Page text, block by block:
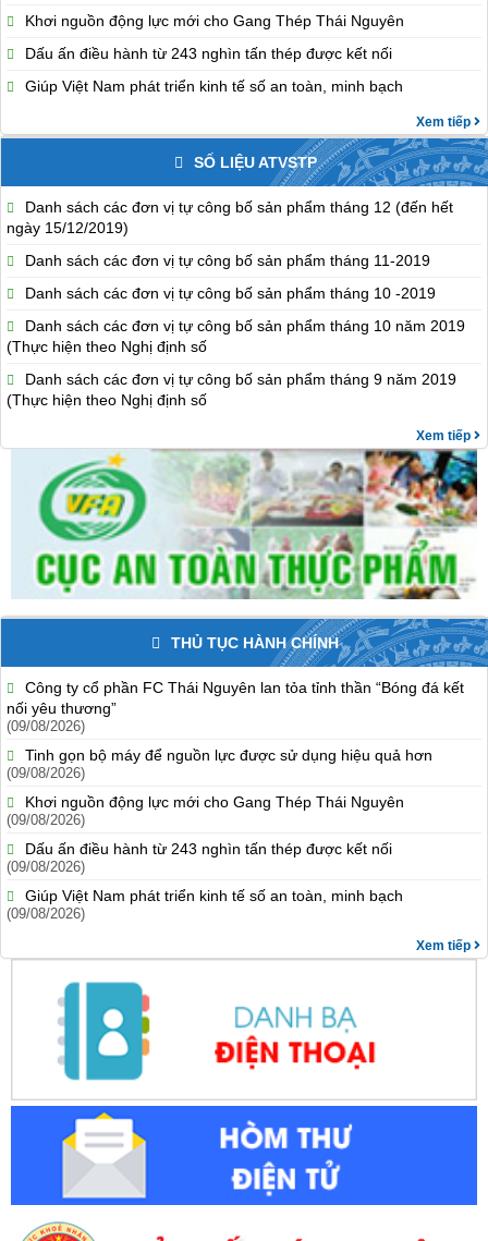
Khơi nguồn động lực mới cho Gang Thép Thái Nguyên
Dấu ấn điều hành từ 243 nghìn tấn thép được kết nối
Giúp Việt Nam phát triển kinh tế số an toàn, minh bạch
Xem tiếp
SỐ LIỆU ATVSTP
Danh sách các đơn vị tự công bố sản phẩm tháng 12 (đến hết
ngày 15/12/2019)
Danh sách các đơn vị tự công bố sản phẩm tháng 11-2019
Danh sách các đơn vị tự công bố sản phẩm tháng 10 -2019
Danh sách các đơn vị tự công bố sản phẩm tháng 10 năm 2019
(Thực hiện theo Nghị định số
Danh sách các đơn vị tự công bố sản phẩm tháng 9 năm 2019
(Thực hiện theo Nghị định số
Xem tiếp
THỦ TỤC HÀNH CHÍNH
Công ty cổ phần FC Thái Nguyên lan tỏa tỉnh thần “Bóng đá kết
nối yêu thương”
(09/08/2026)
Tinh gọn bộ máy để nguồn lực được sử dụng hiệu quả hơn
(09/08/2026)
Khơi nguồn động lực mới cho Gang Thép Thái Nguyên
(09/08/2026)
Dấu ấn điều hành từ 243 nghìn tấn thép được kết nối
(09/08/2026)
Giúp Việt Nam phát triển kinh tế số an toàn, minh bạch
(09/08/2026)
Xem tiếp